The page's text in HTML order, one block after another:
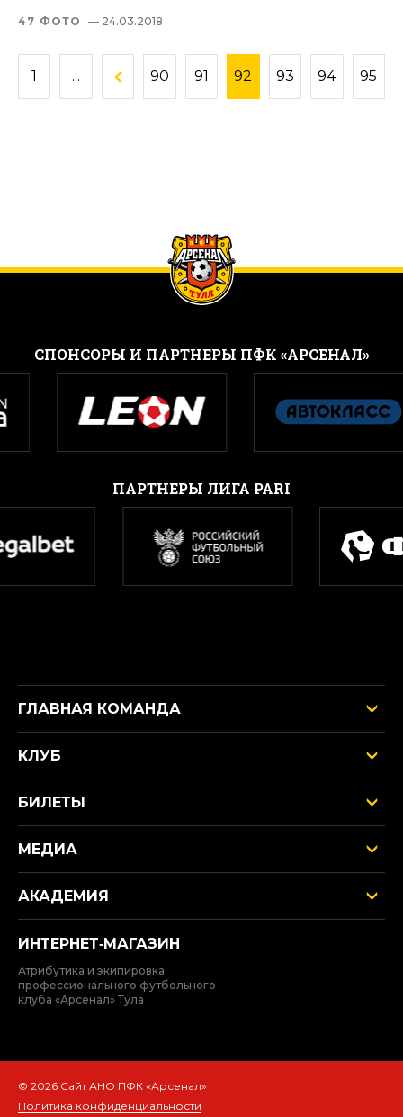
47 ФОТО — 24.03.2018
1 ... 90 91 92 93 94 95
CПОНСОРЫ И ПАРТНЕРЫ ПФК «АРСЕНАЛ»
ПАРТНЕРЫ ЛИГА PARI
ГЛАВНАЯ КОМАНДА
КЛУБ
БИЛЕТЫ
МЕДИА
АКАДЕМИЯ
ИНТЕРНЕТ‑МАГАЗИН
Атрибутика и экипировка
профессионального футбольного
клуба «Арсенал» Тула
© 2026 Сайт АНО ПФК «Арсенал»
Политика конфиденциальности